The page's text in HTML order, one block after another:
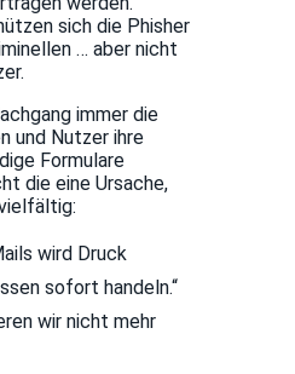
sich die Phisher
… aber nicht
immer die
und Nutzer ihre
Formulare
die eine Ursache,
wird Druck
sofort handeln.“
wir nicht mehr